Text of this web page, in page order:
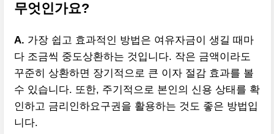
무엇인가요?
A. 가장 쉽고 효과적인 방법은 여유자금이 생길 때마
다 조금씩 중도상환하는 것입니다. 작은 금액이라도
꾸준히 상환하면 장기적으로 큰 이자 절감 효과를 볼
수 있습니다. 또한, 주기적으로 본인의 신용 상태를 확
인하고 금리인하요구권을 활용하는 것도 좋은 방법입
니다.